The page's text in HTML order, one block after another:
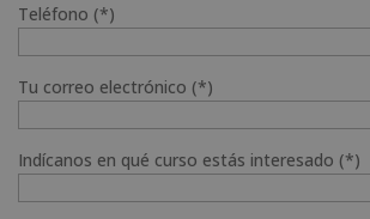
Teléfono (*)
Tu correo electrónico (*)
Indícanos en qué curso estás interesado (*)